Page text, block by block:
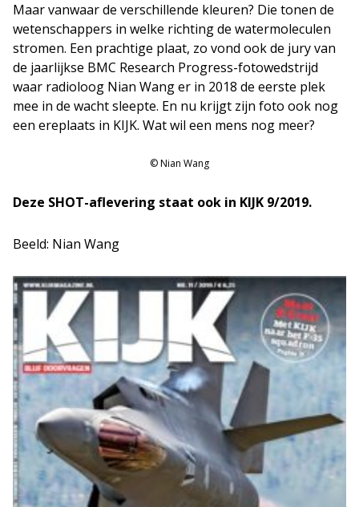
Maar vanwaar de verschillende kleuren? Die tonen de
wetenschappers in welke richting de watermoleculen
stromen. Een prachtige plaat, zo vond ook de jury van
de jaarlijkse BMC Research Progress-fotowedstrijd
waar radioloog Nian Wang er in 2018 de eerste plek
mee in de wacht sleepte. En nu krijgt zijn foto ook nog
een ereplaats in KIJK. Wat wil een mens nog meer?
© Nian Wang
Deze SHOT-aflevering staat ook in KIJK 9/2019.
Beeld: Nian Wang